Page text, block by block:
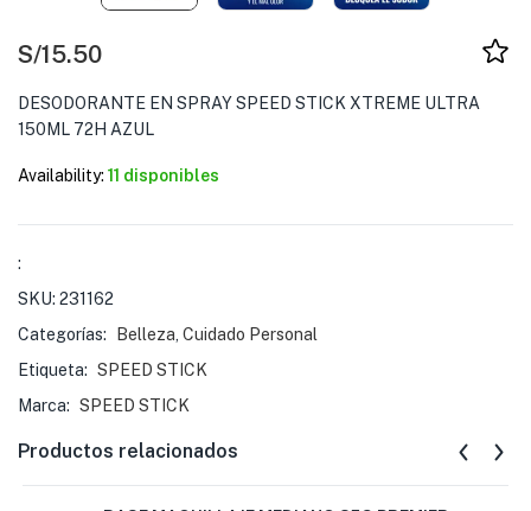
S/15.50
DESODORANTE EN SPRAY SPEED STICK XTREME ULTRA
150ML 72H AZUL
Availability: 11 disponibles
:
SKU: 231162
Categorías:
Belleza Cuidado Personal
Etiqueta: SPEED STICK
Marca: SPEED STICK
Productos relacionados